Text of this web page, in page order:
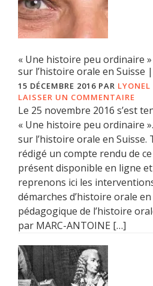
« Une histoire peu ordinaire
sur l’histoire orale en Suisse
15 DÉCEMBRE 2016 PAR
LAISSER UN COMMENTAIRE
Le 25 novembre 2016 s’est
« Une histoire peu ordinaire
sur l’histoire orale en Suisse.
rédigé un compte rendu de
présent disponible en ligne et
reprenons ici les
démarches d’histoire orale en
pédagogique de l’histoire
par MARC-ANTOINE […]